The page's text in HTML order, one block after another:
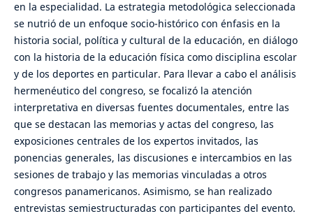
en la especialidad. La estrategia metodológica seleccionada
se nutrió de un enfoque socio-histórico con énfasis en la
historia social, política y cultural de la educación, en diálogo
con la historia de la educación física como disciplina escolar
y de los deportes en particular. Para llevar a cabo el análisis
hermenéutico del congreso, se focalizó la atención
interpretativa en diversas fuentes documentales, entre las
que se destacan las memorias y actas del congreso, las
exposiciones centrales de los expertos invitados, las
ponencias generales, las discusiones e intercambios en las
sesiones de trabajo y las memorias vinculadas a otros
congresos panamericanos. Asimismo, se han realizado
entrevistas semiestructuradas con participantes del evento.